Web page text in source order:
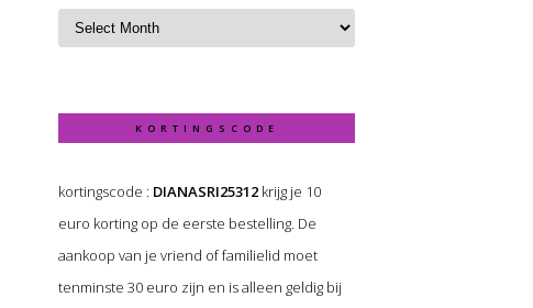
KORTINGSCODE
kortingscode : DIANASRI25312 krijg je 10
euro korting op de eerste bestelling. De
aankoop van je vriend of familielid moet
tenminste 30 euro zijn en is alleen geldig bij